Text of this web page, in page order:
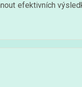
efektivních